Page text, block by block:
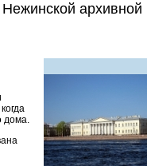
архивной
дома.